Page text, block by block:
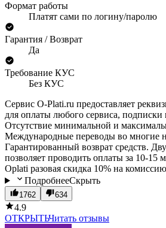
Формат работы
Платят сами по логину/паролю
Гарантия / Возврат
Да
Требование КУС
Без КУС
Сервис O-Plati.ru предоставляет
для оплаты любого сервиса, подписки
Отсутствие минимальной и
Международные переводы во многие
Гарантированный возврат средств.
позволяет проводить оплаты за 10-15
Oplati разовая скидка 10% на
ПодробнееСкрыть
1762 634
4.9
ОТКРЫТЬЧитать отзывы